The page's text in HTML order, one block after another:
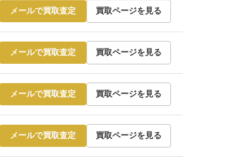
メールで買取査定 買取ページを見る
メールで買取査定 買取ページを見る
メールで買取査定 買取ページを見る
メールで買取査定 買取ページを見る